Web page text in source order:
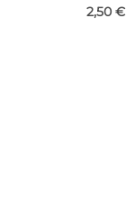
2,50 €